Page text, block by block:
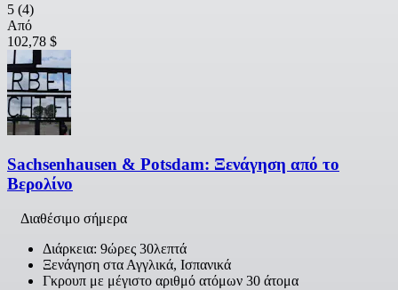
5 (4)
Από
102,78 $
Sachsenhausen & Potsdam: Ξενάγηση από το
Βερολίνο
Διαθέσιμο σήμερα
Διάρκεια: 9ώρες 30λεπτά
Ξενάγηση στα Αγγλικά, Ισπανικά
Γκρουπ με μέγιστο αριθμό ατόμων 30 άτομα